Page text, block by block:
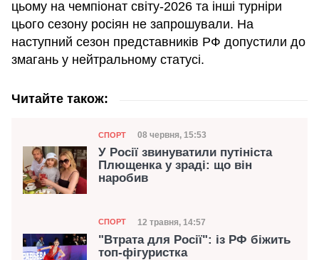
цьому на чемпіонат світу-2026 та інші турніри
цього сезону росіян не запрошували. На
наступний сезон представників РФ допустили до
змагань у нейтральному статусі.
Читайте також:
Категорія
СПОРТ Дата публікації
08 червня, 15:53
У Росії звинуватили путініста
Плющенка у зраді: що він
наробив
Категорія
СПОРТ Дата публікації
12 травня, 14:57
"Втрата для Росії": із РФ біжить
топ-фігуристка